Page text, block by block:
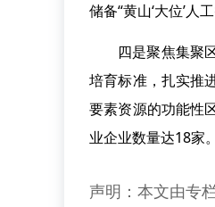
储备“黄山‘大位’人
四是聚焦集聚
培育标准，扎实推
要素资源的功能性
业企业数量达18家。
声明：本文由专